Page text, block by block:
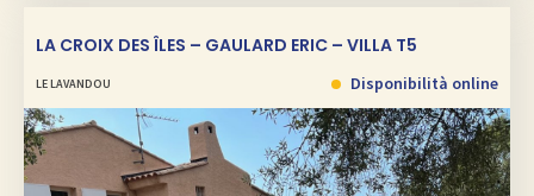
LA CROIX DES ÎLES – GAULARD ERIC – VILLA T5
LE LAVANDOU Disponibilità online